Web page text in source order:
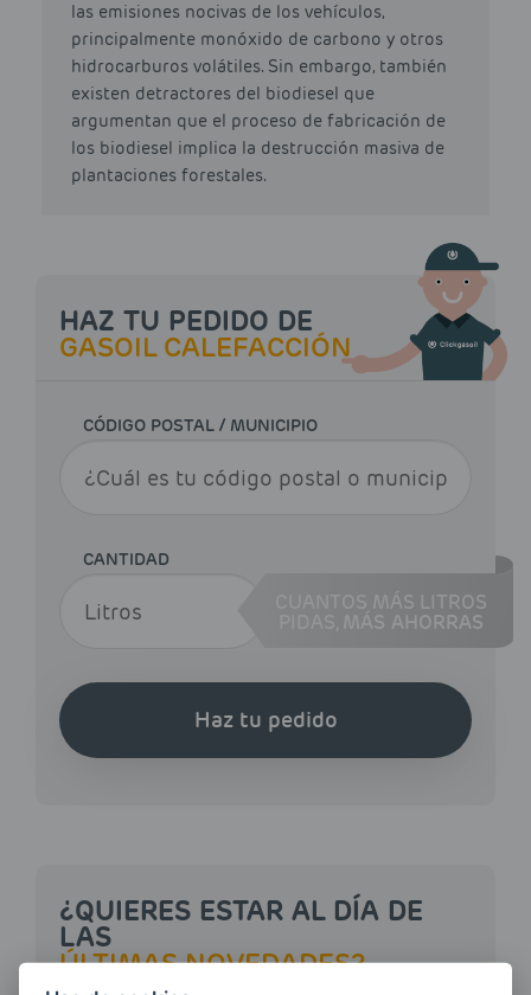
las emisiones nocivas de los vehículos,
principalmente monóxido de carbono y otros
hidrocarburos volátiles. Sin embargo, también
existen detractores del biodiesel que
argumentan que el proceso de fabricación de
los biodiesel implica la destrucción masiva de
plantaciones forestales.
HAZ TU PEDIDO DE
GASOIL CALEFACCIÓN
CÓDIGO POSTAL / MUNICIPIO
CANTIDAD
CUANTOS MÁS LITROS
MÁS AHORRAS
Haz tu pedido
¿QUIERES ESTAR AL DÍA DE
LAS
ÚLTIMAS NOVEDADES?